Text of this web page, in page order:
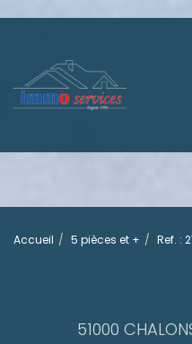
Accueil 5 pièces et + Ref. :
51000